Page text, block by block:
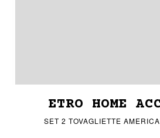
ETRO HOME
SET 2 TOVAGLIETTE